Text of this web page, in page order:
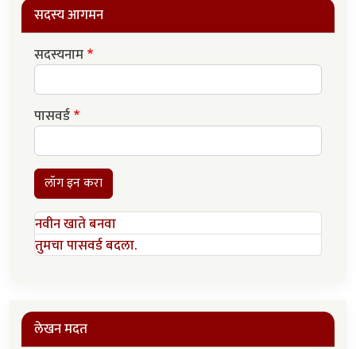
सदस्य आगमन
सदस्यनाम
पासवर्ड
लॉग इन करा
नवीन खाते बनवा
तुमचा पासवर्ड बदला.
लेखन मदत